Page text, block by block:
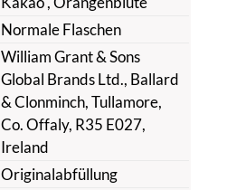
Normale Flaschen
William Grant & Sons
Global Brands Ltd., Ballard
& Clonminch, Tullamore,
Co. Offaly, R35 E027,
Ireland
Originalabfüllung